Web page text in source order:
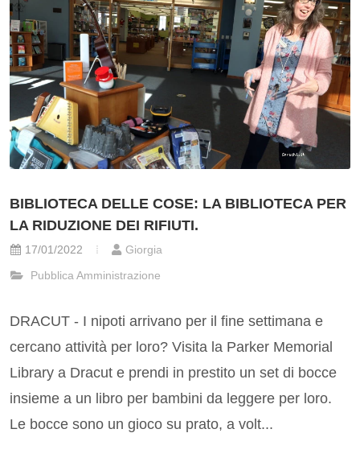
BIBLIOTECA DELLE COSE: LA BIBLIOTECA PER
LA RIDUZIONE DEI RIFIUTI.
17/01/2022
Giorgia
Pubblica Amministrazione
DRACUT - I nipoti arrivano per il fine settimana e
cercano attività per loro? Visita la Parker Memorial
Library a Dracut e prendi in prestito un set di bocce
insieme a un libro per bambini da leggere per loro.
Le bocce sono un gioco su prato, a volt...